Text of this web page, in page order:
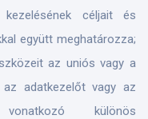
céljait és
együtt meghatározza;
az uniós vagy a
adatkezelőt vagy az
különös